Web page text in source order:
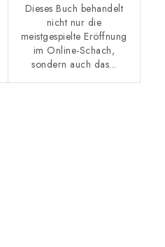
Dieses Buch behandelt
nicht nur die
meistgespielte Eröffnung
im Online-Schach,
sondern auch das...